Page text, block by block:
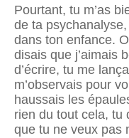
Pourtant, tu m’as
de ta
dans ton enfance.
disais que j’aimais
d’écrire, tu me
m’observais pour
haussais les
rien du tout cela, tu
que tu ne veux pas